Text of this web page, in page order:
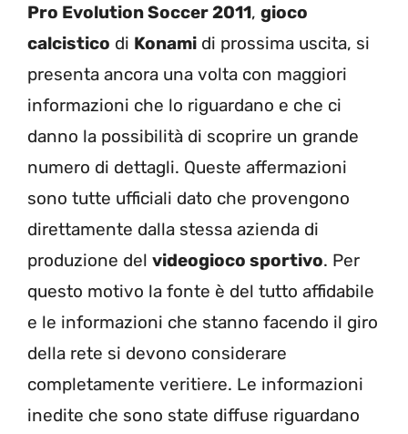
Pro Evolution Soccer 2011, gioco
calcistico di Konami di prossima uscita, si
presenta ancora una volta con maggiori
informazioni che lo riguardano e che ci
danno la possibilità di scoprire un grande
numero di dettagli. Queste affermazioni
sono tutte ufficiali dato che provengono
direttamente dalla stessa azienda di
produzione del videogioco sportivo. Per
questo motivo la fonte è del tutto affidabile
e le informazioni che stanno facendo il giro
della rete si devono considerare
completamente veritiere. Le informazioni
inedite che sono state diffuse riguardano